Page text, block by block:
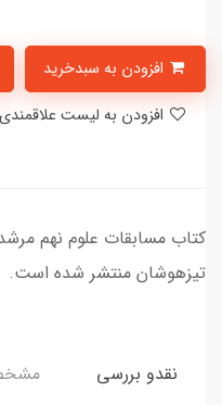
کتاب مسابقات علوم نهم
تیزهوشان منتشر شده است.
نقدو بررسی